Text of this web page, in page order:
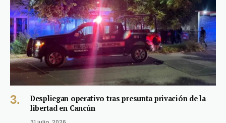
Despliegan operativo tras presunta privación de la
libertad en Cancún